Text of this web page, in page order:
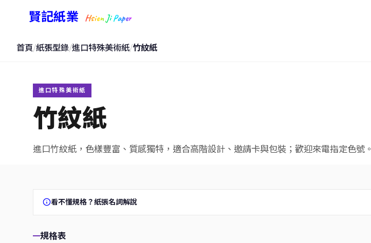
賢記紙業 Hsien Ji Paper
首頁/紙張型錄/進口特殊美術紙/竹紋紙
進口特殊美術紙
竹紋紙
進口竹紋紙，色樣豐富、質感獨特，適合高階設計、邀請卡與包裝；歡迎來電指定色號。
看不懂規格？紙張名詞解說
規格表